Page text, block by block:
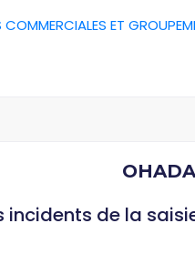
COMMERCIALES ET
de la